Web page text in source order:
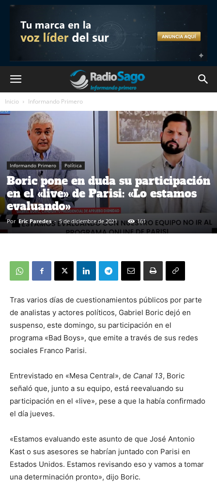
Inicio Informando Primero
Informando Primero Política
Boric pone en duda su participación
en el «live» de Parisi: «Lo estamos
evaluando»
Por Eric Paredes - 5 de diciembre de 2021 161
Tras varios días de cuestionamientos públicos por parte
de analistas y actores políticos, Gabriel Boric dejó en
suspenso, este domingo, su participación en el
programa «Bad Boys», que emite a través de sus redes
sociales Franco Parisi.
Entrevistado en «Mesa Central», de Canal 13, Boric
señaló que, junto a su equipo, está reevaluando su
participación en el «live», pese a que la había confirmado
el día jueves.
«Estamos evaluando este asunto de que José Antonio
Kast o sus asesores se habrían juntado con Parisi en
Estados Unidos. Estamos revisando eso y vamos a tomar
una determinación pronto», dijo Boric.